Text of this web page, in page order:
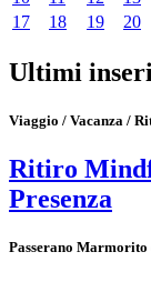
17
18 19 20
Ultimi
Viaggio / Vacanza /
Ritiro
Presenza
Passerano Marmorito